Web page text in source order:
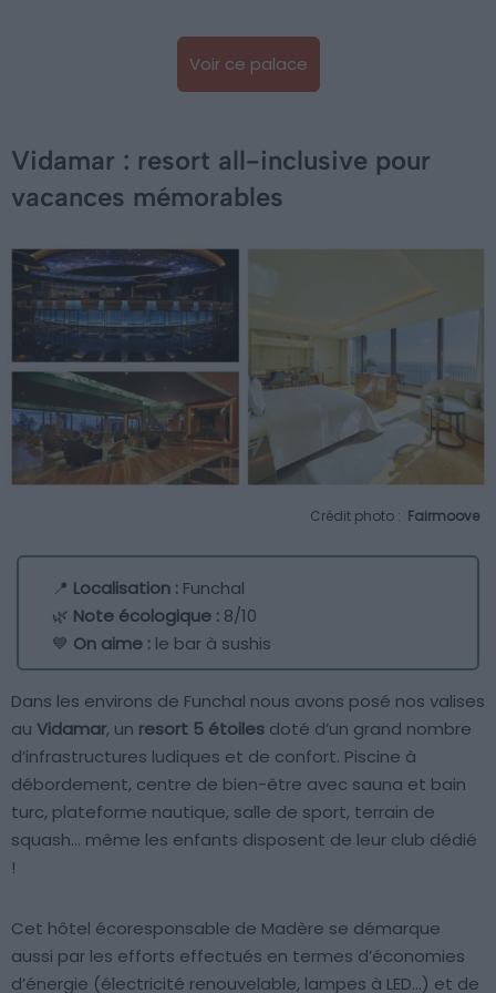
Voir ce palace
Vidamar : resort all-inclusive pour
vacances mémorables
Crédit photo : Fairmoove
📍 Localisation : Funchal
🌿 Note écologique : 8/10
💙 On aime : le bar à sushis
Dans les environs de Funchal nous avons posé nos valises
au Vidamar, un resort 5 étoiles doté d’un grand nombre
d’infrastructures ludiques et de confort. Piscine à
débordement, centre de bien-être avec sauna et bain
turc, plateforme nautique, salle de sport, terrain de
squash… même les enfants disposent de leur club dédié
!
Cet hôtel écoresponsable de Madère se démarque
aussi par les efforts effectués en termes d’économies
d’énergie (électricité renouvelable, lampes à LED…) et de